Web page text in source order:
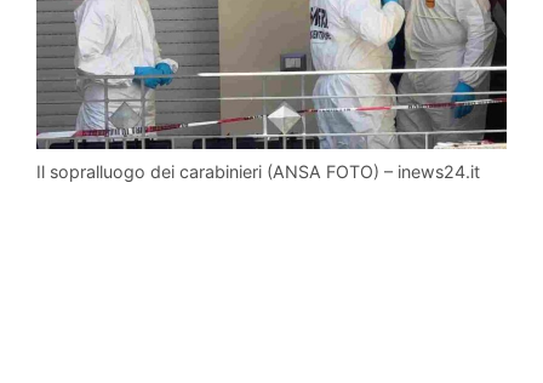
Il sopralluogo dei carabinieri (ANSA FOTO) – inews24.it